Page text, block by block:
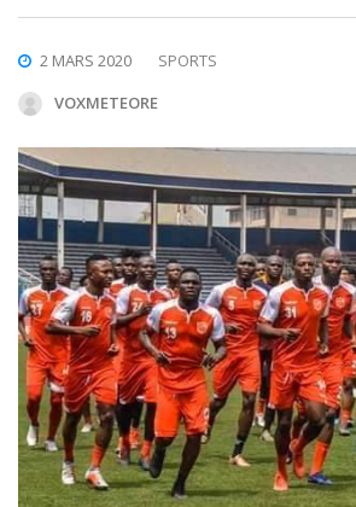
2 MARS 2020
SPORTS
VOXMETEORE